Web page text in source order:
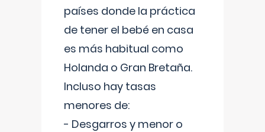
países donde la práctica
de tener el bebé en casa
es más habitual como
Holanda o Gran Bretaña.
Incluso hay tasas
menores de:
- Desgarros y menor o